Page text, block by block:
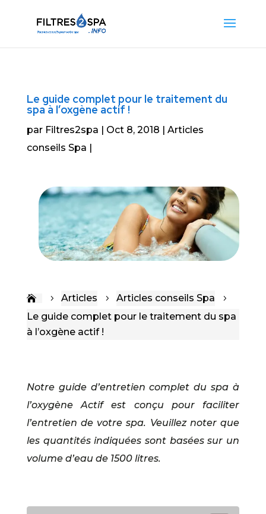
Le guide complet pour le traitement du
spa à l’oxgène actif !
par Filtres2spa Oct 8, 2018
Articles
conseils Spa
5 Articles 5 Articles conseils Spa 5
Le guide complet pour le traitement du spa
à l’oxgène actif !
Notre guide d’entretien complet du spa à
l’oxygène Actif est conçu pour faciliter
l’entretien de votre spa. Veuillez noter que
les quantités indiquées sont basées sur un
volume d’eau de 1500 litres.